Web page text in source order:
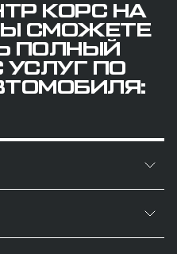
КОРС НА
СМОЖЕТЕ
ПОЛНЫЙ
УСЛУГ ПО
разработанному
оценить ходовые